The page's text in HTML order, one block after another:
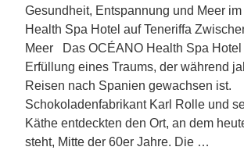
Gesundheit, Entspannung und Meer
Health Spa Hotel auf Teneriffa
Meer Das OCÉANO Health Spa Hotel
Erfüllung eines Traums, der während
Reisen nach Spanien gewachsen ist.
Schokoladenfabrikant Karl Rolle und
Käthe entdeckten den Ort, an dem
steht, Mitte der 60er Jahre. Die …